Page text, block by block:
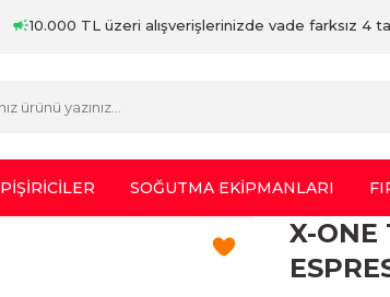
10.000 TL üzeri alışverişlerinizde vade farksız 4
PİŞİRİCİLER SOĞUTMA EKİPMANLARI
X-ONE